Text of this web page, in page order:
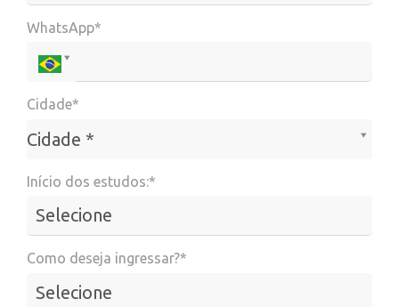
WhatsApp*
Cidade*
Cidade *
Cidade*
Início dos estudos:*
Como deseja ingressar?*